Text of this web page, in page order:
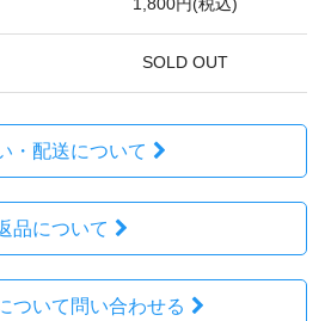
1,800円(税込)
SOLD OUT
・配送について
品について
ついて問い合わせる